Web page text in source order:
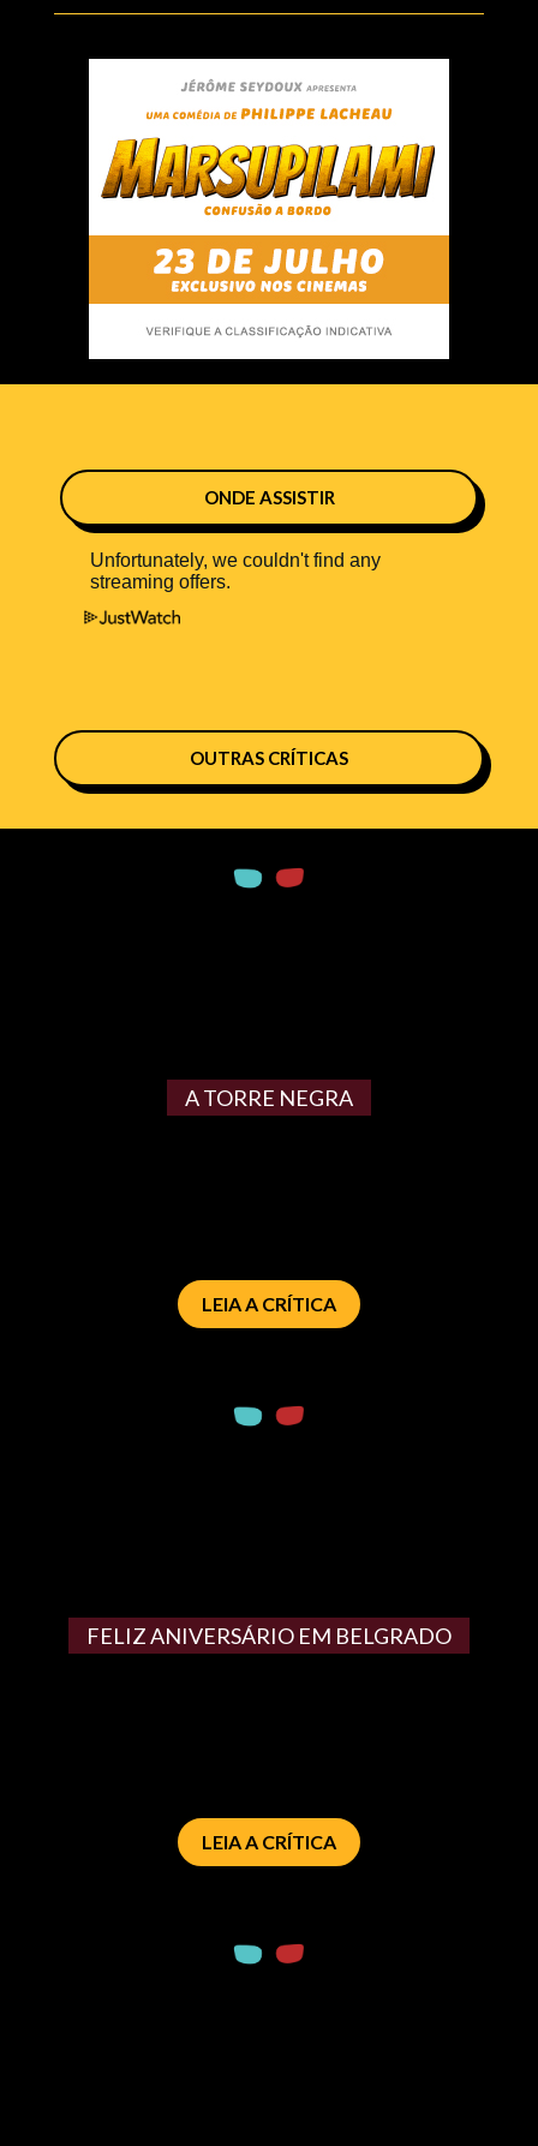
ONDE ASSISTIR
OUTRAS CRÍTICAS
A TORRE NEGRA
LEIA A CRÍTICA
FELIZ ANIVERSÁRIO EM BELGRADO
LEIA A CRÍTICA